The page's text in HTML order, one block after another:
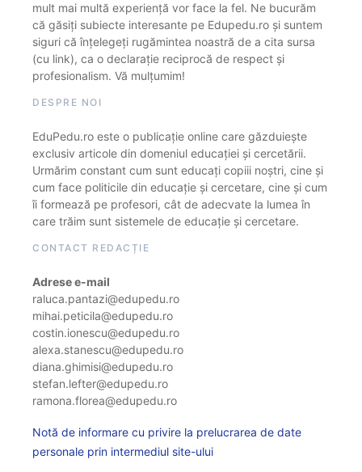
mult mai multă experiență vor face la fel. Ne bucurăm
că găsiți subiecte interesante pe Edupedu.ro și suntem
siguri că înțelegeți rugămintea noastră de a cita sursa
(cu link), ca o declarație reciprocă de respect și
profesionalism. Vă mulțumim!
DESPRE NOI
EduPedu.ro este o publicație online care găzduiește
exclusiv articole din domeniul educației și cercetării.
Urmărim constant cum sunt educați copiii noștri, cine și
cum face politicile din educație și cercetare, cine și cum
îi formează pe profesori, cât de adecvate la lumea în
care trăim sunt sistemele de educație și cercetare.
CONTACT REDACȚIE
Adrese e-mail
raluca.pantazi@edupedu.ro
mihai.peticila@edupedu.ro
costin.ionescu@edupedu.ro
alexa.stanescu@edupedu.ro
diana.ghimisi@edupedu.ro
stefan.lefter@edupedu.ro
ramona.florea@edupedu.ro
Notă de informare cu privire la prelucrarea de date
personale prin intermediul site-ului